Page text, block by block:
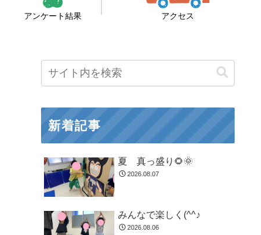
アンケート結果 アクセス
新着記事
夏 真っ盛り🌻🌞
2026.08.07
みんなで楽しく(^^♪
2026.08.06